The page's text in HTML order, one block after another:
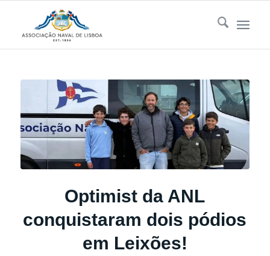
Optimist da ANL
conquistaram dois pódios
em Leixões!